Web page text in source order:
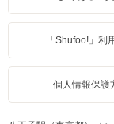
「Shufoo!」利
個人情報保護